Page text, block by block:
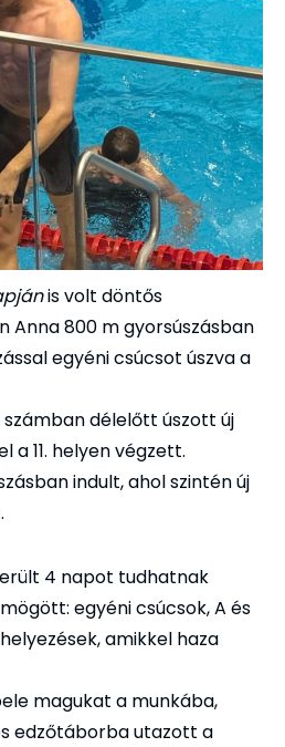
is volt döntős
Anna 800 m gyorsúszásban
egyéni csúcsot úszva a
délelőtt úszott új
a 11. helyen végzett.
indult, ahol szintén új
4 napot tudhatnak
egyéni csúcsok, A és
amikkel haza
magukat a munkába,
edzőtáborba utazott a